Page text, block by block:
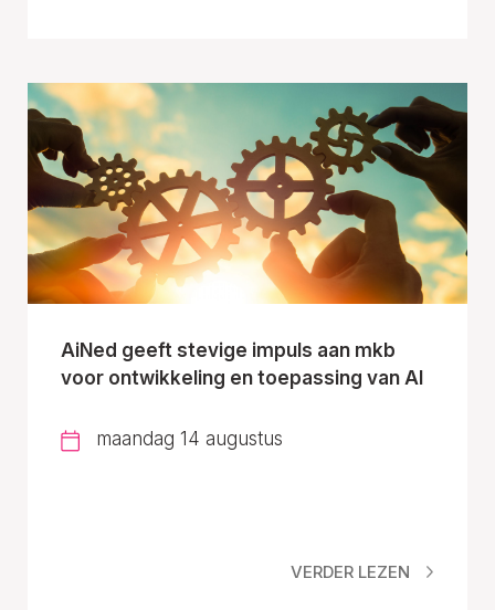
AiNed geeft stevige impuls aan mkb
voor ontwikkeling en toepassing van AI
maandag 14 augustus
VERDER LEZEN